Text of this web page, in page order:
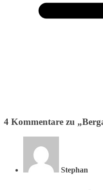
4 Kommentare zu „
Stephan